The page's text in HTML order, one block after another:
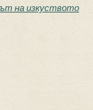
на изкуството